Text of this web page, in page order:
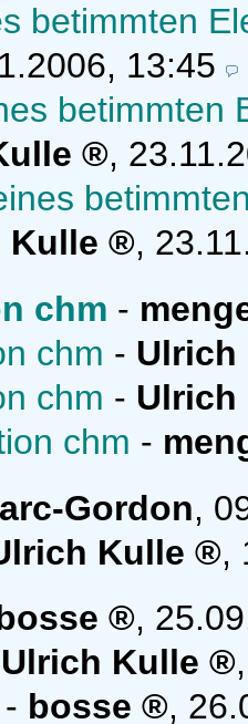
betimmten
13:45
betimmten
,
Kulle
,
chm -
chm - Ulrich
chm - Ulrich
chm -
Gordon,
Kulle ,
,
Ulrich Kulle
- bosse ,